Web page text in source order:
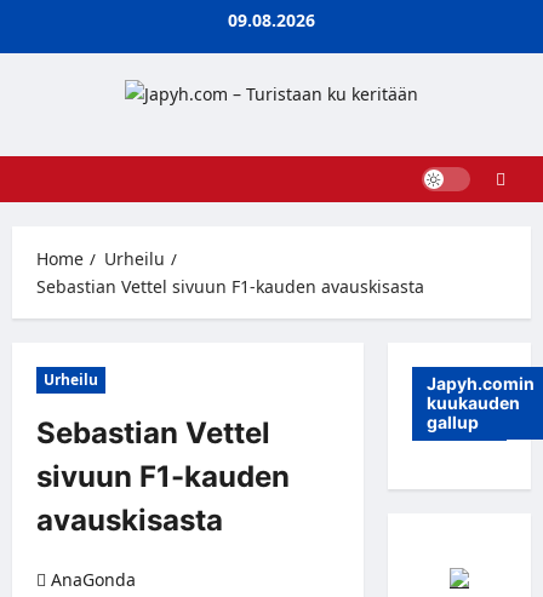
09.08.2026
Home
Urheilu
Sebastian Vettel sivuun F1-kauden avauskisasta
Urheilu
Sebastian Vettel
sivuun F1-kauden
avauskisasta
AnaGonda
Japyh.comin
kuukauden
gallup